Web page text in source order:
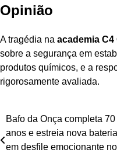
Opinião
A tragédia na academia C4
sobre a segurança em
produtos químicos, e a
rigorosamente avaliada.
Navegação
de
Bafo da Onça completa 70
anos e estreia nova bateria
em desfile emocionante no